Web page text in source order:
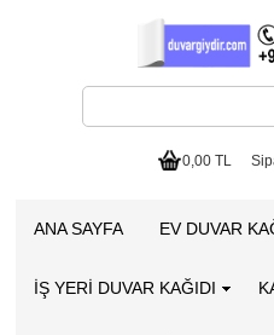
0,00 TL
ANA SAYFA EV DUVAR
İŞ YERİ DUVAR KAĞIDI